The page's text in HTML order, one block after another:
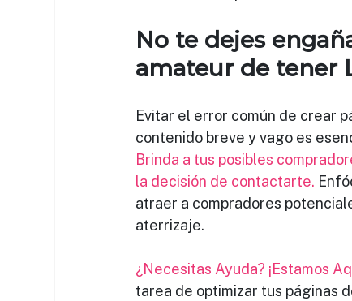
No te dejes
amateur de tener
Evitar el error común de crear
contenido breve y vago es
Brinda a tus posibles
la decisión de contactarte.
atraer a compradores
aterrizaje.
¿Necesitas Ayuda? ¡Estamos
tarea de optimizar tus páginas